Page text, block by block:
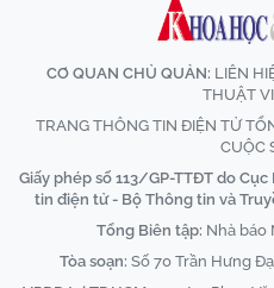
CƠ QUAN CHỦ QUẢN: LIÊN
THUẬT
TRANG THÔNG TIN ĐIỆN TỬ
CUỘC
Giấy phép số 113/GP-TTĐT do
tin điện tử - Bộ Thông tin và
Tổng Biên tập: Nhà báo
Tòa soạn: Số 70 Trần Hưng